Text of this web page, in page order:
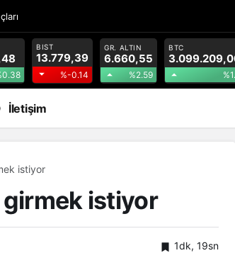
BIST
13.779,39
%-0.14
GR. ALTIN
6.660,55
%2.59
BTC
İletişim
istiyor
girmek istiyor
1dk, 19sn